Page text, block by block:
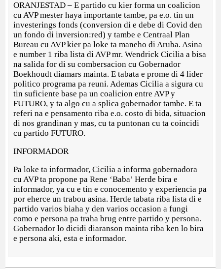
ORANJESTAD – E partido cu kier forma un coalicion
cu AVP mester haya importante tambe, pa e.o. tin un
investerings fonds (conversion di e debe di Covid den
un fondo di inversion:red) y tambe e Centraal Plan
Bureau cu AVP kier pa loke ta maneho di Aruba. Asina
e number 1 riba lista di AVP mr. Wendrick Cicilia a bisa
na salida for di su combersacion cu Gobernador
Boekhoudt diamars mainta. E tabata e prome di 4 lider
politico programa pa reuni. Ademas Cicilia a sigura cu
tin suficiente base pa un coalicion entre AVP y
FUTURO, y ta algo cu a splica gobernador tambe. E ta
referi na e pensamento riba e.o. costo di bida, situacion
di nos grandinan y mas, cu ta puntonan cu ta coincidi
cu partido FUTURO.
INFORMADOR
Pa loke ta informador, Cicilia a informa gobernadora
cu AVP ta propone pa Rene ‘Baba’ Herde bira e
informador, ya cu e tin e conocemento y experiencia pa
por eherce un trabou asina. Herde tabata riba lista di e
partido varios biaha y den varios occasion a fungi
como e persona pa traha brug entre partido y persona.
Gobernador lo dicidi diaranson mainta riba ken lo bira
e persona aki, esta e informador.